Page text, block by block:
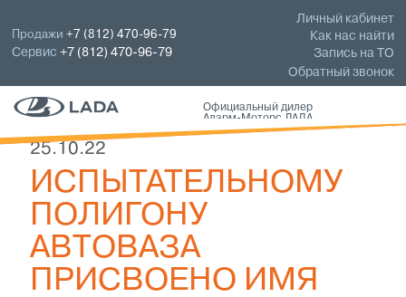
Личный кабинет
Как нас найти
Запись на ТО
Обратный звонок
Продажи+7 (812) 470-96-79
Сервис+7 (812) 470-96-79
Официальный дилер
Аларм-Моторс ЛАДА
25.10.22
ИСПЫТАТЕЛЬНОМУ
ПОЛИГОНУ
АВТОВАЗА
ПРИСВОЕНО ИМЯ